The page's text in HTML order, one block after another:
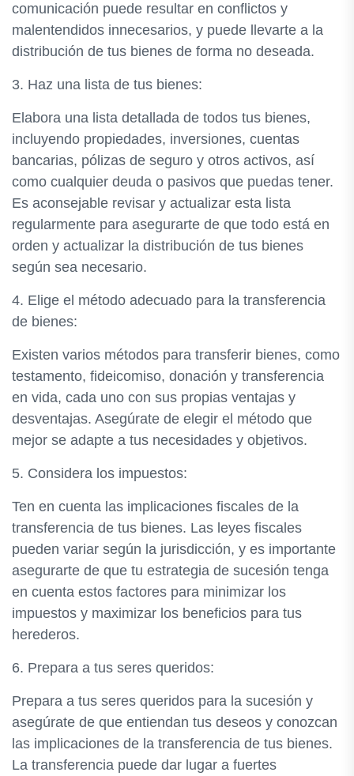
comunicación puede resultar en conflictos y
malentendidos innecesarios, y puede llevarte a la
distribución de tus bienes de forma no deseada.
3. Haz una lista de tus bienes:
Elabora una lista detallada de todos tus bienes,
incluyendo propiedades, inversiones, cuentas
bancarias, pólizas de seguro y otros activos, así
como cualquier deuda o pasivos que puedas tener.
Es aconsejable revisar y actualizar esta lista
regularmente para asegurarte de que todo está en
orden y actualizar la distribución de tus bienes
según sea necesario.
4. Elige el método adecuado para la transferencia
de bienes:
Existen varios métodos para transferir bienes, como
testamento, fideicomiso, donación y transferencia
en vida, cada uno con sus propias ventajas y
desventajas. Asegúrate de elegir el método que
mejor se adapte a tus necesidades y objetivos.
5. Considera los impuestos:
Ten en cuenta las implicaciones fiscales de la
transferencia de tus bienes. Las leyes fiscales
pueden variar según la jurisdicción, y es importante
asegurarte de que tu estrategia de sucesión tenga
en cuenta estos factores para minimizar los
impuestos y maximizar los beneficios para tus
herederos.
6. Prepara a tus seres queridos:
Prepara a tus seres queridos para la sucesión y
asegúrate de que entiendan tus deseos y conozcan
las implicaciones de la transferencia de tus bienes.
La transferencia puede dar lugar a fuertes